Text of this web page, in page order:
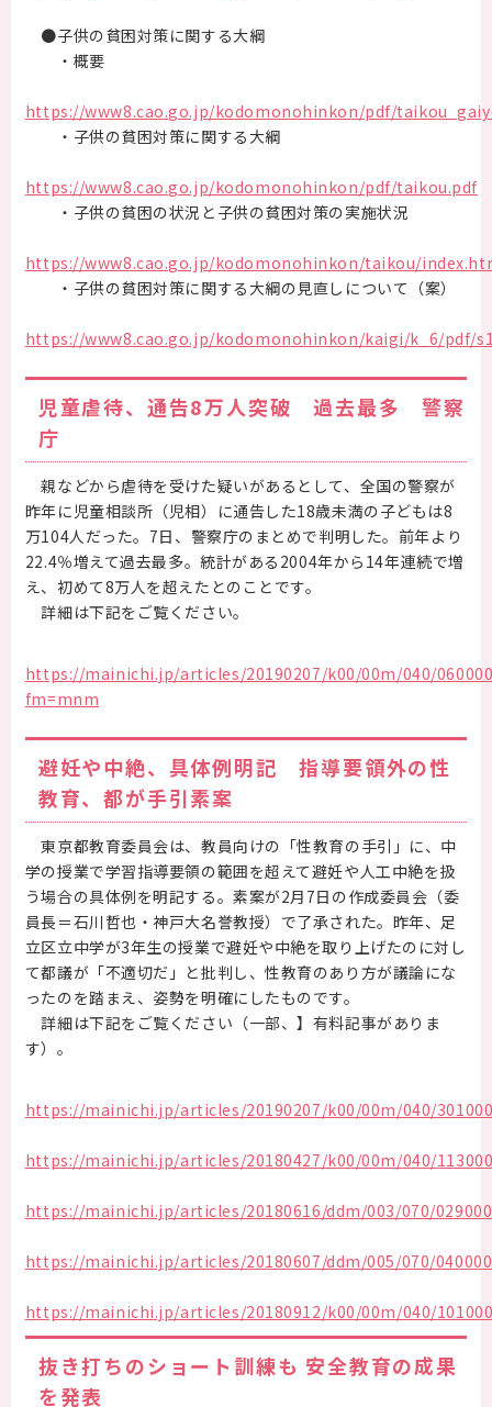
●子供の貧困対策に関する大綱
・概要
https://www8.cao.go.jp/kodomonohinkon/pdf/
・子供の貧困対策に関する大綱
https://www8.cao.go.jp/kodomonohinkon/pdf/taikou.pdf
・子供の貧困の状況と子供の貧困対策の実施状況
https://www8.cao.go.jp/kodomonohinkon/taikou/
・子供の貧困対策に関する大綱の見直しについて（案）
https://www8.cao.go.jp/kodomonohinkon/kaigi/k_6/pdf/
児童虐待、通告8万人突破 過去最多 警察
庁
親などから虐待を受けた疑いがあるとして、全国の警察が
昨年に児童相談所（児相）に通告した18歳未満の子どもは8
万104人だった。7日、警察庁のまとめで判明した。前年より
22.4％増えて過去最多。統計がある2004年から14年連続で増
え、初めて8万人を超えたとのことです。
詳細は下記をご覧ください。
https://mainichi.jp/articles/20190207/k00/00m/040/
fm=mnm
避妊や中絶、具体例明記 指導要領外の性
教育、都が手引素案
東京都教育委員会は、教員向けの「性教育の手引」に、中
学の授業で学習指導要領の範囲を超えて避妊や人工中絶を扱
う場合の具体例を明記する。素案が2月7日の作成委員会（委
員長＝石川哲也・神戸大名誉教授）で了承された。昨年、足
立区立中学が3年生の授業で避妊や中絶を取り上げたのに対し
て都議が「不適切だ」と批判し、性教育のあり方が議論にな
ったのを踏まえ、姿勢を明確にしたものです。
詳細は下記をご覧ください（一部、】有料記事がありま
す）。
https://mainichi.jp/articles/20190207/k00/00m/040/
https://mainichi.jp/articles/20180427/k00/00m/040/
https://mainichi.jp/articles/20180616/ddm/003/070/
https://mainichi.jp/articles/20180607/ddm/005/070/
https://mainichi.jp/articles/20180912/k00/00m/040/
抜き打ちのショート訓練も 安全教育の成果
を発表